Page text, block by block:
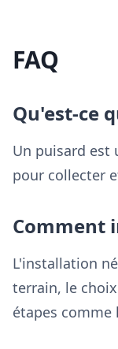
FAQ
Qu'est-ce
Un puisard est
pour collecter
Comment
L'installation
terrain, le
étapes comme